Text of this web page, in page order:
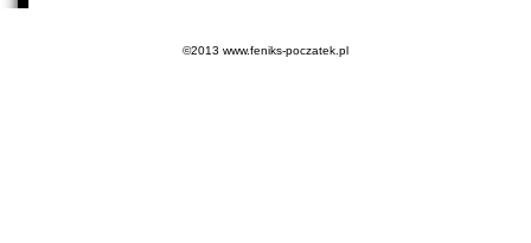
©2013 www.feniks-poczatek.pl